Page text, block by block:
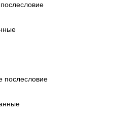
послесловие